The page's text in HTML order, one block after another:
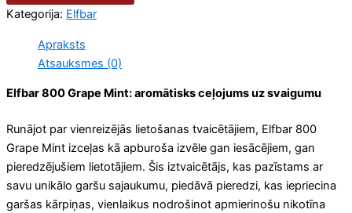
Kategorija: Elfbar
Apraksts
Atsauksmes (0)
Elfbar 800 Grape Mint: aromātisks ceļojums uz svaigumu
Runājot par vienreizējās lietošanas tvaicētājiem, Elfbar 800
Grape Mint izceļas kā apburoša izvēle gan iesācējiem, gan
pieredzējušiem lietotājiem. Šis iztvaicētājs, kas pazīstams ar
savu unikālo garšu sajaukumu, piedāvā pieredzi, kas iepriecina
garšas kārpiņas, vienlaikus nodrošinot apmierinošu nikotīna